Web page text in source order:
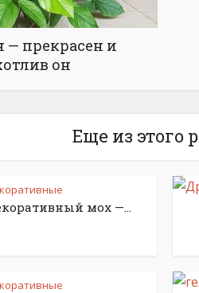
— прекрасен и
он
Еще из этого
мох —...